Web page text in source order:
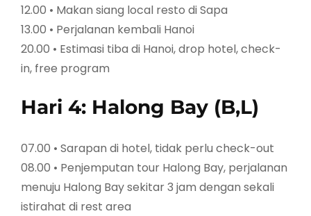
12.00 • Makan siang local resto di Sapa
13.00 • Perjalanan kembali Hanoi
20.00 • Estimasi tiba di Hanoi, drop hotel, check-
in, free program
Hari 4: Halong Bay (B,L)
07.00 • Sarapan di hotel, tidak perlu check-out
08.00 • Penjemputan tour Halong Bay, perjalanan
menuju Halong Bay sekitar 3 jam dengan sekali
istirahat di rest area